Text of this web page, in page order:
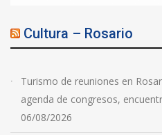
Cultura – Rosario
Turismo de reuniones en
agenda de congresos,
06/08/2026